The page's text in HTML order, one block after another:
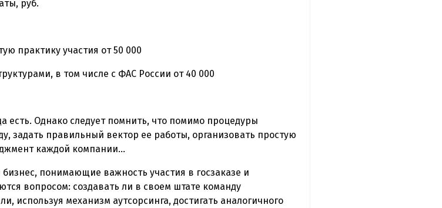
руб.
практику участия от 50 000
в том числе с ФАС России от 40 000
есть. Однако следует помнить, что помимо процедуры
задать правильный вектор ее работы, организовать простую
каждой компании…
понимающие важность участия в госзаказе и
вопросом: создавать ли в своем штате команду
используя механизм аутсорсинга, достигать аналогичного